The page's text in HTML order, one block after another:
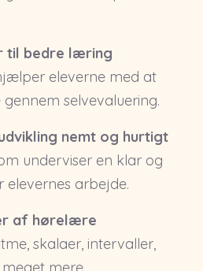
til bedre læring
eleverne med at
selvevaluering.
nemt og hurtigt
underviser en klar og
elevernes arbejde.
af hørelære
skalaer, intervaller,
mere.